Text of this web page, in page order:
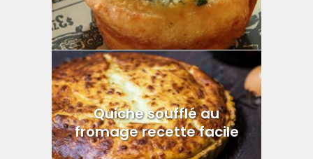
Quiche soufflé au
fromage recette facile